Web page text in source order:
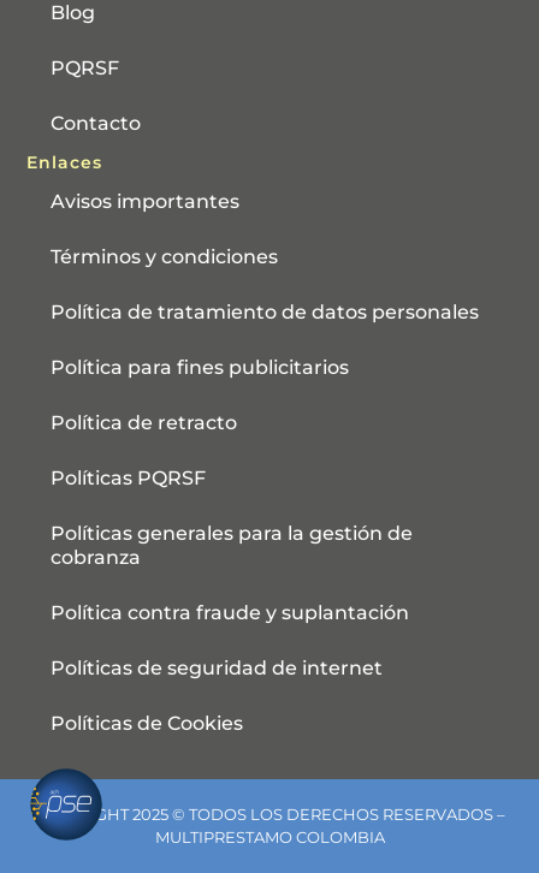
Blog
PQRSF
Contacto
Enlaces
Avisos importantes
Términos y condiciones
Política de tratamiento de datos personales
Política para fines publicitarios
Política de retracto
Políticas PQRSF
Políticas generales para la gestión de
cobranza
Política contra fraude y suplantación
Políticas de seguridad de internet
Políticas de Cookies
COPYRIGHT 2025 © TODOS LOS DERECHOS RESERVADOS –
MULTIPRESTAMO COLOMBIA